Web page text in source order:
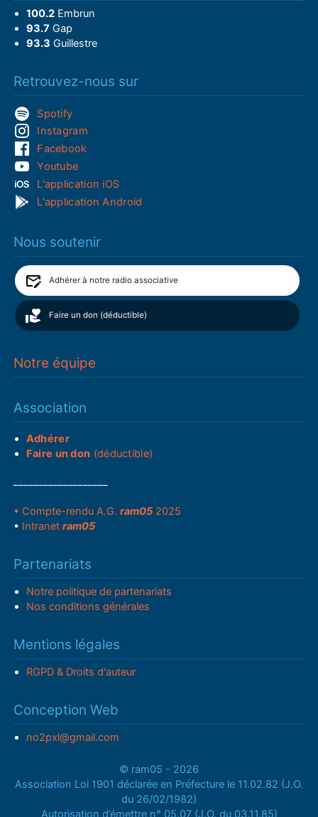
100.2Embrun
93.7 Gap
93.3 Guillestre
Retrouvez-nous sur
Spotify
Instagram
Facebook
Youtube
L'application iOS
L'application Android
Nous soutenir
Adhérer à notre radio associative
Faire un don (déductible)
Notre équipe
Association
Adhérer
Faire un don (déductible)
• Compte-rendu A.G.ram05 2025
• Intranetram05
Partenariats
Notre politique de partenariats
Nos conditions générales
Mentions légales
RGPD & Droits d'auteur
Conception Web
no2pxl@gmail.com
© ram05 - 2026
Association Loi 1901 déclarée en Préfecture le 11.02.82 (J.O.
du 26/02/1982)
Autorisation d’émettre n° 05.07 (J.O. du 03.11.85)